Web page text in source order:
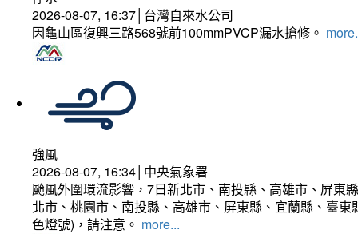
2026-08-07, 16:37│台灣自來水公司
因龜山區復興三路568號前100mmPVCP漏水搶修。
強風
2026-08-07, 16:34│中央氣象署
颱風外圍環流影響，7日新北市、南投縣、高雄市、屏東
北市、桃園市、南投縣、高雄市、屏東縣、宜蘭縣、臺
色燈號)，請注意。 more...